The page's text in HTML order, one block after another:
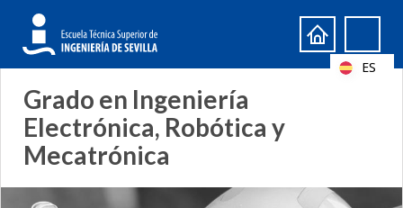
Formulario
de
búsqueda
Search
Grado en Ingeniería
Electrónica, Robótica y
Mecatrónica
ES